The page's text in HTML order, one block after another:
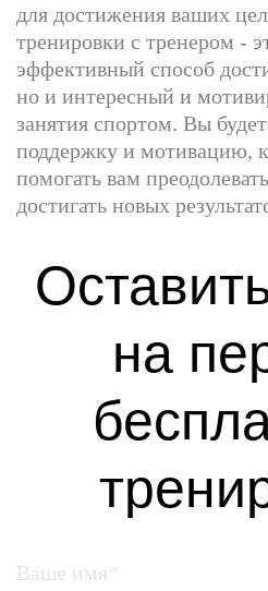
для достижения ваших
тренировки с тренером -
эффективный способ
но и интересный и
занятия спортом. Вы
поддержку и мотивацию,
помогать вам
достигать новых
на
Ваше имя*